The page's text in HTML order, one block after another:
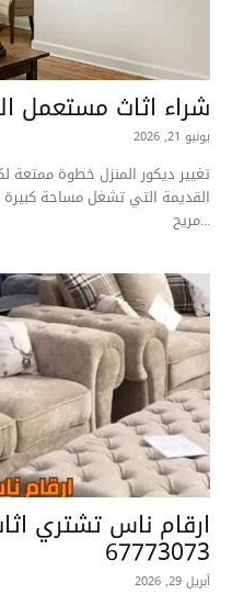
شراء اثاث مستعمل
يونيو 21, 2026
تغيير ديكور المنزل خطوة ممتعة
القديمة التي تشغل مساحة
مريح...
ارقام ناس تشتري
67773073
أبريل 29, 2026